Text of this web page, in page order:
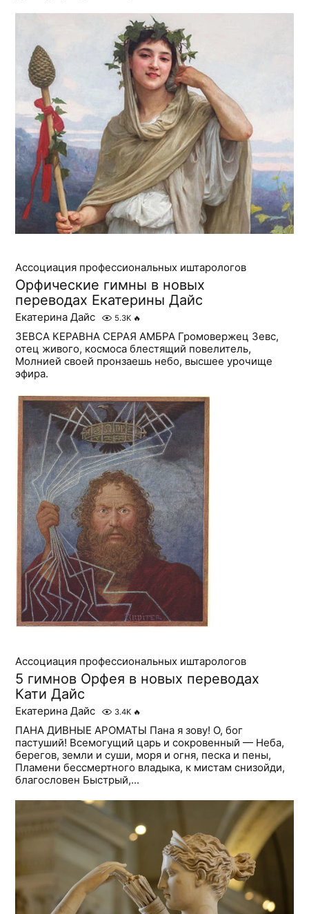
Ассоциация профессиональных иштарологов
Орфические гимны в новых
переводах Екатерины Дайс
Екатерина Дайс 5.3K 🔥
ЗЕВСА КЕРАВНА СЕРАЯ АМБРА Громовержец Зевс,
отец живого, космоса блестящий повелитель,
Молнией своей пронзаешь небо, высшее урочище
эфира.
Ассоциация профессиональных иштарологов
5 гимнов Орфея в новых переводах
Кати Дайс
Екатерина Дайс 3.4K 🔥
ПАНА ДИВНЫЕ АРОМАТЫ Пана я зову! О, бог
пастуший! Всемогущий царь и сокровенный — Неба,
берегов, земли и суши, моря и огня, песка и пены,
Пламени бессмертного владыка, к мистам снизойди,
благословен Быстрый,...